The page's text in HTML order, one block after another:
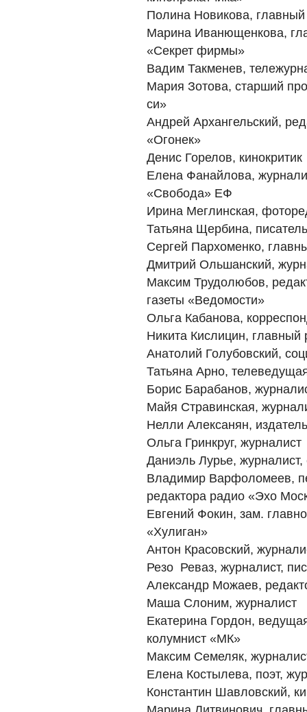
Полина Новикова,
Марина Иванющенкова,
«Секрет фирмы»
Вадим Такменев,
Мария Зотова, старший
си»
Андрей Архангельский,
«Огонек»
Денис Горелов, кинокритик
Елена Фанайлова,
«Свобода» ЕФ
Ирина Меглинская,
Татьяна Щербина,
Сергей Пархоменко,
Дмитрий Ольшанский,
Максим Трудолюбов,
газеты «Ведомости»
Ольга Кабанова,
Никита Кислицин, главный
Анатолий Голубовский,
Татьяна Арно,
Борис Барабанов,
Майя Стравинская,
Нелли Алексанян,
Ольга Гринкруг, журналист
Даниэль Лурье,
Владимир Варфоломеев,
редактора радио «Эхо
Евгений Фокин, зам.
«Хулиган»
Антон Красовский,
Резо Реваз, журналист,
Александр Можаев,
Маша Слоним, журналист
Екатерина Гордон,
колумнист «МК»
Максим Семеляк,
Елена Костылева, поэт,
Константин Шавловский,